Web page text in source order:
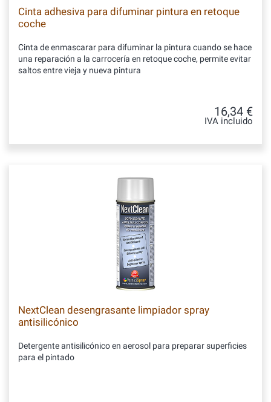
Cinta adhesiva para difuminar pintura en retoque
coche
Cinta de enmascarar para difuminar la pintura cuando se hace
una reparación a la carrocería en retoque coche, permite evitar
saltos entre vieja y nueva pintura
16,34 €
IVA incluido
NextClean desengrasante limpiador spray
antisilicónico
Detergente antisilicónico en aerosol para preparar superficies
para el pintado